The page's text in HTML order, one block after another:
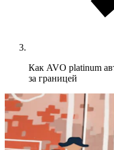
Как AVO platinum
за границей